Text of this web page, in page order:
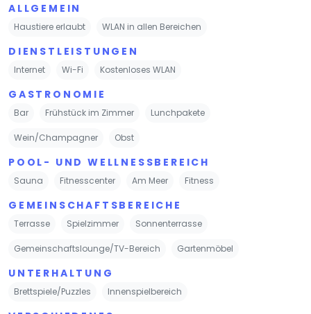
ALLGEMEIN
Haustiere erlaubt WLAN in allen Bereichen
DIENSTLEISTUNGEN
Internet Wi-Fi Kostenloses WLAN
GASTRONOMIE
Bar Frühstück im Zimmer Lunchpakete
Wein/Champagner Obst
POOL- UND WELLNESSBEREICH
Sauna Fitnesscenter Am Meer Fitness
GEMEINSCHAFTSBEREICHE
Terrasse Spielzimmer Sonnenterrasse
Gemeinschaftslounge/TV-Bereich Gartenmöbel
UNTERHALTUNG
Brettspiele/Puzzles Innenspielbereich